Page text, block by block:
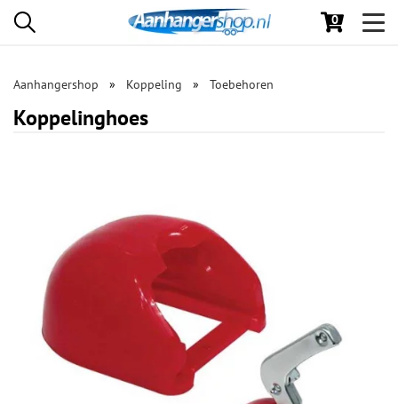
0
Aanhangershop Koppeling Toebehoren
Koppelinghoes